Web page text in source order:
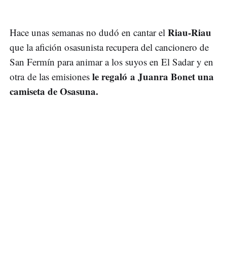
Hace unas semanas no dudó en cantar el Riau-Riau
que la afición osasunista recupera del cancionero de
San Fermín para animar a los suyos en El Sadar y en
otra de las emisiones le regaló a Juanra Bonet una
camiseta de Osasuna.